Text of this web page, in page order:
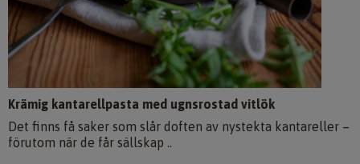
Krämig kantarellpasta med ugnsrostad vitlök
Det finns få saker som slår doften av nystekta kantareller –
förutom när de får sällskap ..